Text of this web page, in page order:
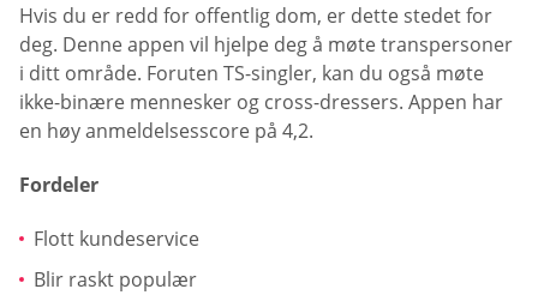
Hvis du er redd for offentlig dom, er dette stedet for
deg. Denne appen vil hjelpe deg å møte transpersoner
i ditt område. Foruten TS-singler, kan du også møte
ikke-binære mennesker og cross-dressers. Appen har
en høy anmeldelsesscore på 4,2.
Fordeler
Flott kundeservice
Blir raskt populær